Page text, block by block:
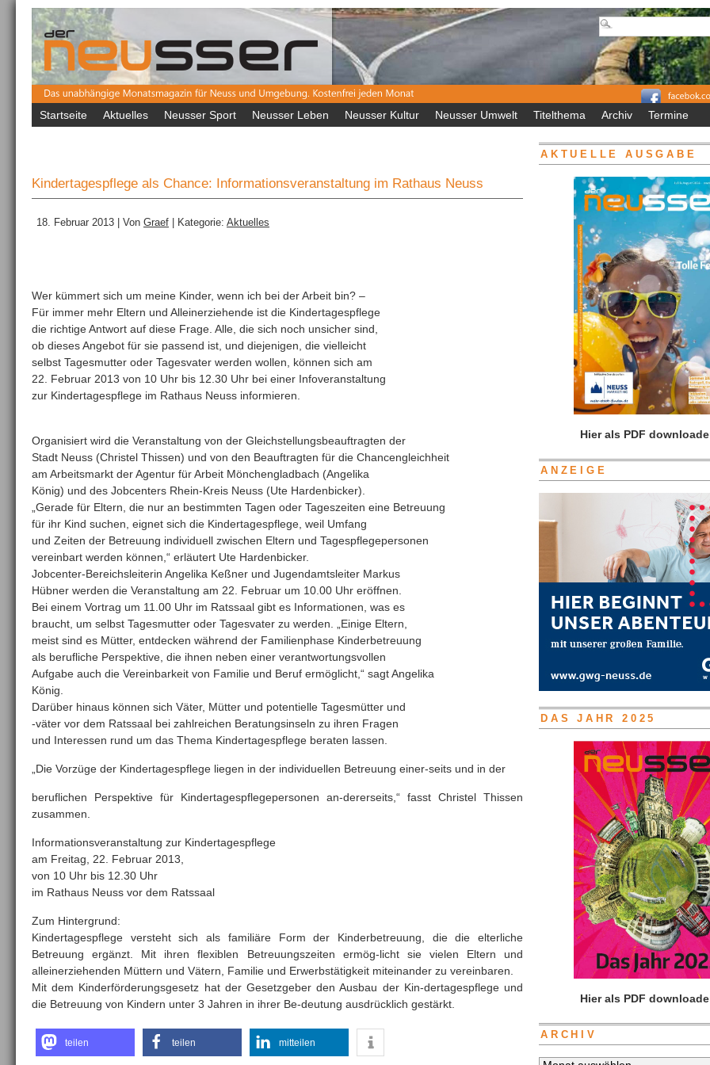
Startseite Aktuelles Neusser Sport Neusser Leben Neusser Kultur Neusser Umwelt Titelthema Archiv Termine
Kindertagespflege als Chance: Informationsveranstaltung im Rathaus Neuss
18. Februar 2013 | Von Graef | Kategorie: Aktuelles
Wer kümmert sich um meine Kinder, wenn ich bei der Arbeit bin? –
Für immer mehr Eltern und Alleinerziehende ist die Kindertagespflege
die richtige Antwort auf diese Frage. Alle, die sich noch unsicher sind,
ob dieses Angebot für sie passend ist, und diejenigen, die vielleicht
selbst Tagesmutter oder Tagesvater werden wollen, können sich am
22. Februar 2013 von 10 Uhr bis 12.30 Uhr bei einer Infoveranstaltung
zur Kindertagespflege im Rathaus Neuss informieren.
Organisiert wird die Veranstaltung von der Gleichstellungsbeauftragten der
Stadt Neuss (Christel Thissen) und von den Beauftragten für die Chancengleichheit
am Arbeitsmarkt der Agentur für Arbeit Mönchengladbach (Angelika
König) und des Jobcenters Rhein-Kreis Neuss (Ute Hardenbicker).
„Gerade für Eltern, die nur an bestimmten Tagen oder Tageszeiten eine Betreuung
für ihr Kind suchen, eignet sich die Kindertagespflege, weil Umfang
und Zeiten der Betreuung individuell zwischen Eltern und Tagespflegepersonen
vereinbart werden können,“ erläutert Ute Hardenbicker.
Jobcenter-Bereichsleiterin Angelika Keßner und Jugendamtsleiter Markus
Hübner werden die Veranstaltung am 22. Februar um 10.00 Uhr eröffnen.
Bei einem Vortrag um 11.00 Uhr im Ratssaal gibt es Informationen, was es
braucht, um selbst Tagesmutter oder Tagesvater zu werden. „Einige Eltern,
meist sind es Mütter, entdecken während der Familienphase Kinderbetreuung
als berufliche Perspektive, die ihnen neben einer verantwortungsvollen
Aufgabe auch die Vereinbarkeit von Familie und Beruf ermöglicht,“ sagt Angelika
König.
Darüber hinaus können sich Väter, Mütter und potentielle Tagesmütter und
-väter vor dem Ratssaal bei zahlreichen Beratungsinseln zu ihren Fragen
und Interessen rund um das Thema Kindertagespflege beraten lassen.
„Die Vorzüge der Kindertagespflege liegen in der individuellen Betreuung einer-seits und in der
beruflichen Perspektive für Kindertagespflegepersonen an-dererseits,“ fasst Christel Thissen
zusammen.
Informationsveranstaltung zur Kindertagespflege
am Freitag, 22. Februar 2013,
von 10 Uhr bis 12.30 Uhr
im Rathaus Neuss vor dem Ratssaal
Zum Hintergrund:
Kindertagespflege versteht sich als familiäre Form der Kinderbetreuung, die die elterliche
Betreuung ergänzt. Mit ihren flexiblen Betreuungszeiten ermög-licht sie vielen Eltern und
alleinerziehenden Müttern und Vätern, Familie und Erwerbstätigkeit miteinander zu vereinbaren.
Mit dem Kinderförderungsgesetz hat der Gesetzgeber den Ausbau der Kin-dertagespflege und
die Betreuung von Kindern unter 3 Jahren in ihrer Be-deutung ausdrücklich gestärkt.
teilen teilen mitteilen
AKTUELLE AUSGABE
Hier als PDF
ANZEIGE
DAS JAHR 2025
Hier als PDF
ARCHIV